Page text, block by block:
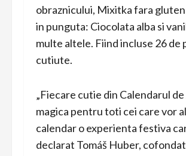
obraznicului, Mixitka fara
in punguta: Ciocolata alba si
multe altele. Fiind incluse 26 de
cutiute.
„Fiecare cutie din Calendarul
magica pentru toti cei care vor
calendar o experienta festiva
declarat Tomáš Huber,